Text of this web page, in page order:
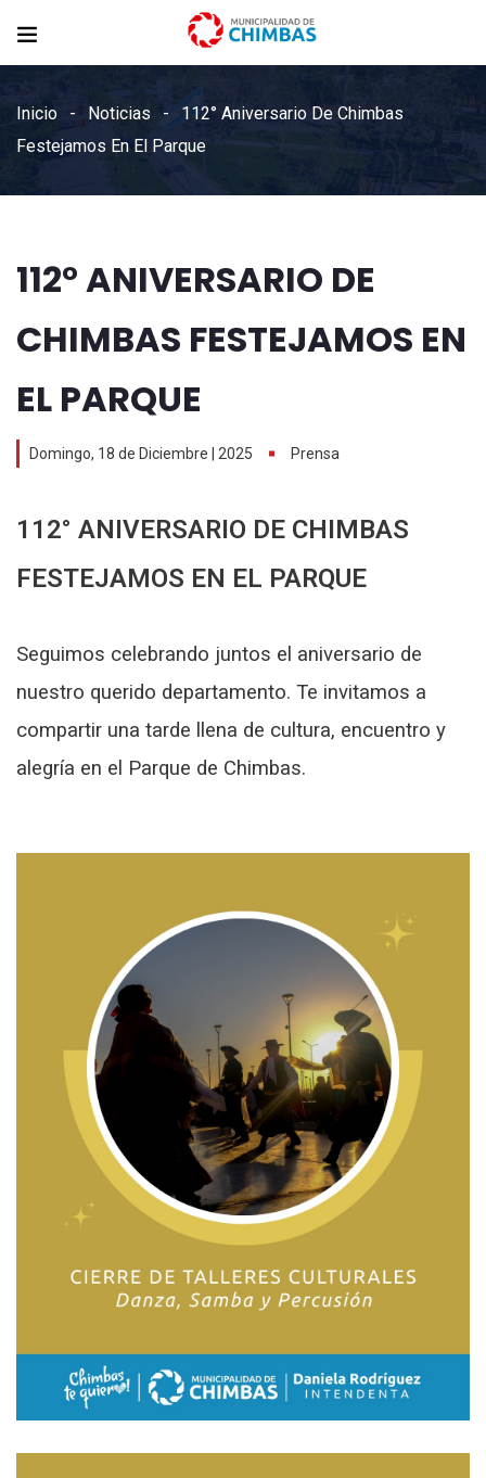
Inicio Noticias
112° Aniversario De Chimbas
Festejamos En El Parque
112° ANIVERSARIO DE
CHIMBAS FESTEJAMOS EN
EL PARQUE
Domingo, 18 de Diciembre | 2025 Prensa
112° ANIVERSARIO DE CHIMBAS
FESTEJAMOS EN EL PARQUE
Seguimos celebrando juntos el aniversario de
nuestro querido departamento. Te invitamos a
compartir una tarde llena de cultura, encuentro y
alegría en el Parque de Chimbas.